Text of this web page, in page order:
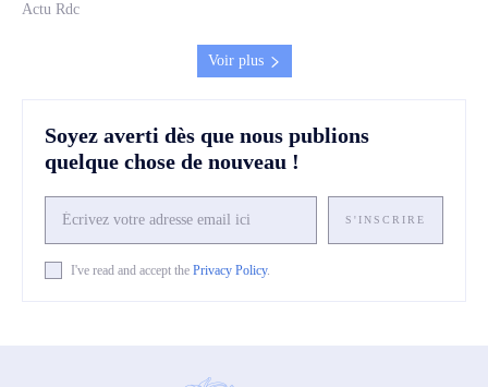
Actu Rdc
Voir plus
Soyez averti dès que nous publions
quelque chose de nouveau !
S'INSCRIRE
I've read and accept the Privacy Policy.